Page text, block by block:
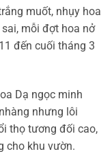
muốt, nhụy hoa
mỗi đợt hoa nở
đến cuối tháng 3
Dạ ngọc minh
nhưng lôi
thọ tương đối cao,
cho khu vườn.